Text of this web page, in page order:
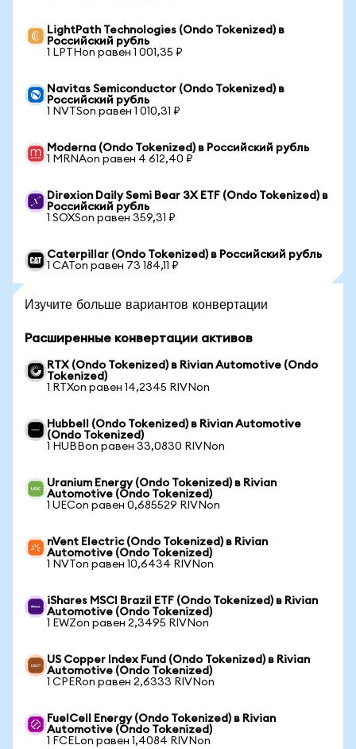
LightPath Technologies (Ondo Tokenized) в
Российский рубль
1 LPTHon равен 1 001,35 ₽
Navitas Semiconductor (Ondo Tokenized) в
Российский рубль
1 NVTSon равен 1 010,31 ₽
Moderna (Ondo Tokenized) в Российский рубль
1 MRNAon равен 4 612,40 ₽
Direxion Daily Semi Bear 3X ETF (Ondo Tokenized) в
Российский рубль
1 SOXSon равен 359,31 ₽
Caterpillar (Ondo Tokenized) в Российский рубль
1 CATon равен 73 184,11 ₽
Изучите больше вариантов конвертации
Расширенные конвертации активов
RTX (Ondo Tokenized) в Rivian Automotive (Ondo
Tokenized)
1 RTXon равен 14,2345 RIVNon
Hubbell (Ondo Tokenized) в Rivian Automotive
(Ondo Tokenized)
1 HUBBon равен 33,0830 RIVNon
Uranium Energy (Ondo Tokenized) в Rivian
Automotive (Ondo Tokenized)
1 UECon равен 0,685529 RIVNon
nVent Electric (Ondo Tokenized) в Rivian
Automotive (Ondo Tokenized)
1 NVTon равен 10,6434 RIVNon
iShares MSCI Brazil ETF (Ondo Tokenized) в Rivian
Automotive (Ondo Tokenized)
1 EWZon равен 2,3495 RIVNon
US Copper Index Fund (Ondo Tokenized) в Rivian
Automotive (Ondo Tokenized)
1 CPERon равен 2,6333 RIVNon
FuelCell Energy (Ondo Tokenized) в Rivian
Automotive (Ondo Tokenized)
1 FCELon равен 1,4084 RIVNon